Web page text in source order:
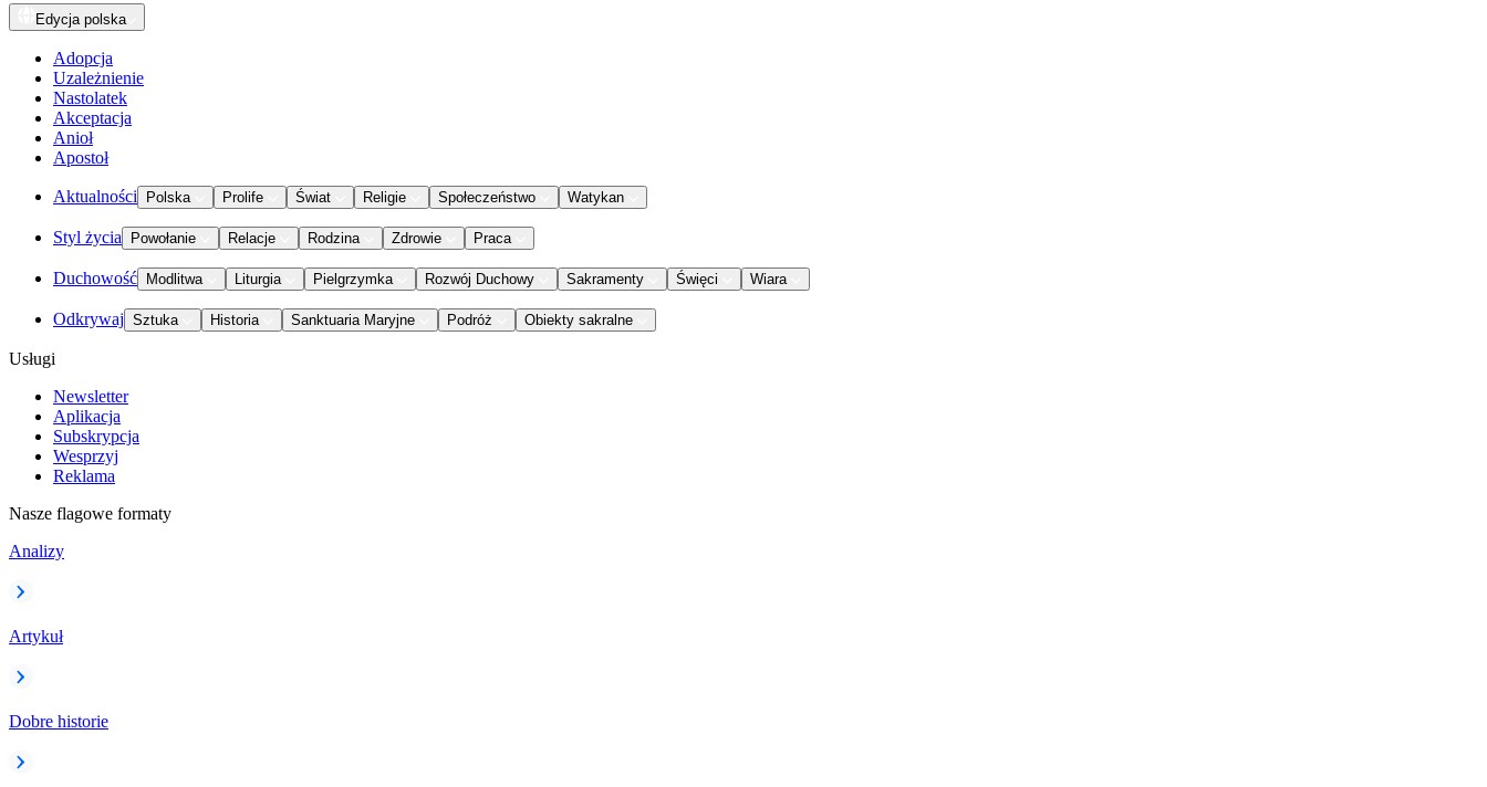
Edycja polska
Adopcja
Uzależnienie
Nastolatek
Akceptacja
Anioł
Apostoł
Aktualności Polska Prolife Świat Religie Społeczeństwo Watykan
Styl życia Powołanie Relacje Rodzina Zdrowie Praca
Duchowość Modlitwa Liturgia Pielgrzymka Rozwój Duchowy Sakramenty Święci Wiara
Odkrywaj Sztuka Historia Sanktuaria Maryjne Podróż Obiekty sakralne
Usługi
Newsletter
Aplikacja
Subskrypcja
Wesprzyj
Reklama
Nasze flagowe formaty
Analizy
Artykuł
Dobre historie